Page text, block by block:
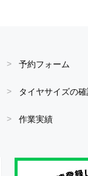
予約フォーム
タイヤサイズの
作業実績